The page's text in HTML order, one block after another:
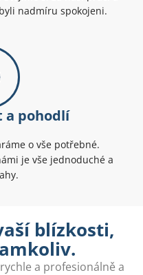
nadmíru spokojeni.
a pohodlí
o vše potřebné.
je vše jednoduché a
blízkosti,
a profesionálně a